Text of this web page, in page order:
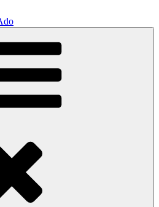
e imparare ad amarle